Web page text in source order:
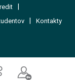
Kontakty